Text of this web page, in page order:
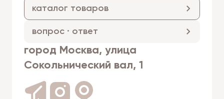
город Москва, улица
Сокольнический вал, 1
каталог товаров
вопрос · ответ